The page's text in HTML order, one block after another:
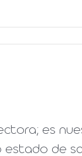
es
de